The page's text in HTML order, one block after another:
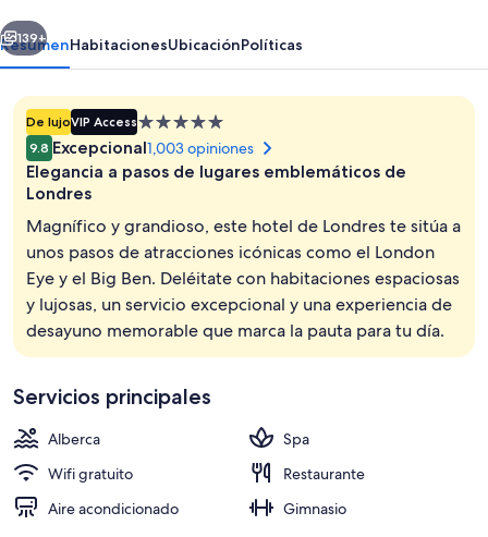
Terraza o patio
Siguiente
139+
ResumenHabitacionesUbicaciónPolíticas
De lujoVIP AccessPropiedad
de
5.0
9.8 Excepcional1,003 opiniones
Elegancia a pasos de lugares emblemáticos de
Londres
Magnífico y grandioso, este hotel de Londres te sitúa a
unos pasos de atracciones icónicas como el London
Eye y el Big Ben. Deléitate con habitaciones espaciosas
y lujosas, un servicio excepcional y una experiencia de
desayuno memorable que marca la pauta para tu día.
Servicios principales
Alberca
Spa
Wifi gratuito
Restaurante
Aire acondicionado
Gimnasio